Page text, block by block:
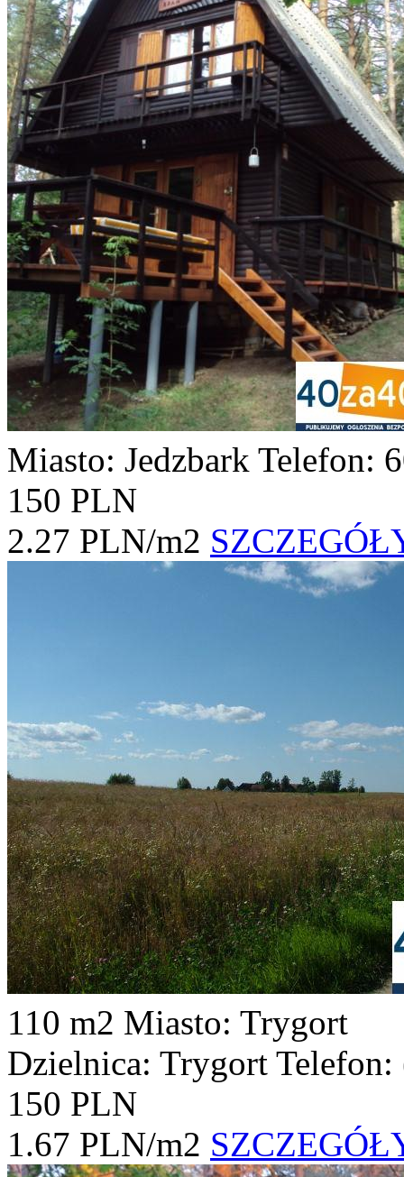
Miasto: Jedzbark Telefon:
150 PLN
2.27 PLN/m2
110 m2 Miasto: Trygort
Dzielnica: Trygort Telefon:
150 PLN
1.67 PLN/m2